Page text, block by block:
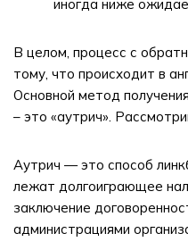
иногда ниже
В целом, процесс с
тому, что происходит в
Основной метод
– это «аутрич».
Аутрич — это способ
лежат долгоиграющее
заключение
администрациями